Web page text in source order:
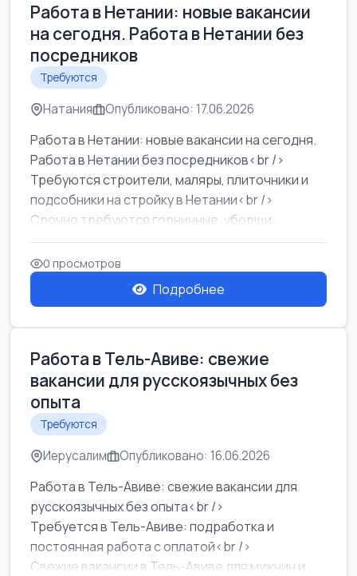
Работа в Нетании: новые вакансии
на сегодня. Работа в Нетании без
посредников
Требуются
Натания Опубликовано: 17.06.2026
Работа в Нетании: новые вакансии на сегодня.
Работа в Нетании без посредников<br />
Требуются строители, маляры, плиточники и
подсобники на стройку в Нетании<br />
Срочно требуются горничные, уборщи...
0 просмотров
Подробнее
Работа в Тель-Авиве: свежие
вакансии для русскоязычных без
опыта
Требуются
Иерусалим Опубликовано: 16.06.2026
Работа в Тель-Авиве: свежие вакансии для
русскоязычных без опыта<br />
Требуется в Тель-Авиве: подработка и
постоянная работа с оплатой<br />
Свежие вакансии в Тель-Авиве для мужчин и